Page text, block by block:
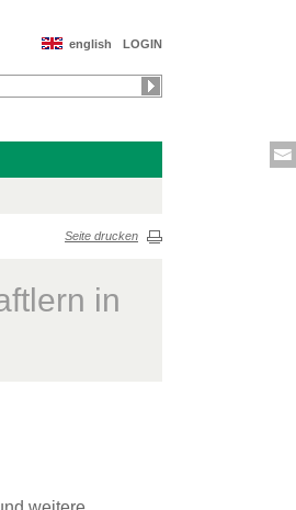
LOGIN
english
Seite drucken
in